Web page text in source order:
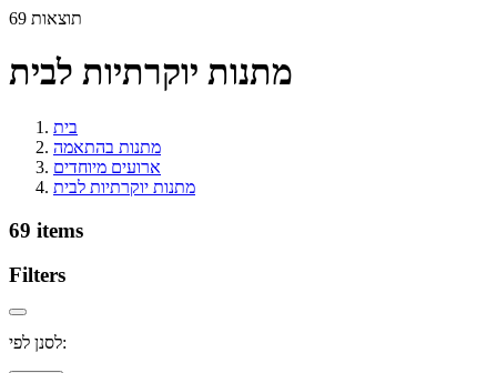
69 תוצאות
מתנות יוקרתיות לבית
בית
מתנות בהתאמה
ארועים מיוחדים
מתנות יוקרתיות לבית
69 items
Filters
לסנן לפי: